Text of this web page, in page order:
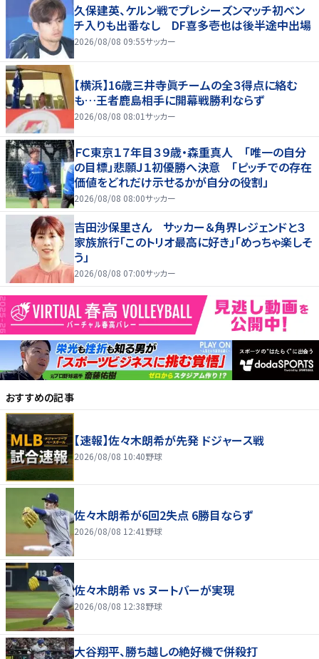
久保建英、ケルン戦でプレシーズンマッチ初ベン
チ入りも出番なし DF喜多壱也は後半途中出場
2026/08/08 09:55サッカー
【横浜】16歳三井寺眞チームの全３得点に絡む
も…王者鹿島相手に開幕戦勝利ならず
2026/08/08 08:01サッカー
ＦＣ東京１７年目３９歳・森重真人 「唯一の自分
の目標」悲願Ｊ１初優勝へ決意 「ピッチでの存在
価値をどれだけ示せるかが自分の役割」
2026/08/08 08:00サッカー
吉田沙保里さん サッカー＆角界レジェンドと３
家族旅行「このトリオ最高に好き」「めっちゃ楽しそ
う」
2026/08/08 07:00サッカー
おすすめの記事
【速報】佐々木朗希が先発 ドジャース戦
2026/08/08 10:40野球
佐々木朗希が6回2失点 6勝目ならず
2026/08/08 12:41 野球
佐々木朗希 vs ヌートバーが実現
2026/08/08 12:38野球
大谷翔平、勝ち越しの絶好機で併殺打